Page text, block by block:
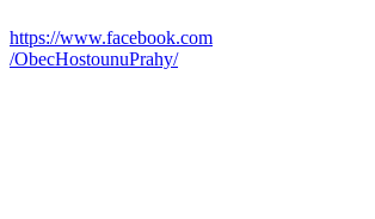
https://www.facebook.com
/ObecHostounuPrahy/